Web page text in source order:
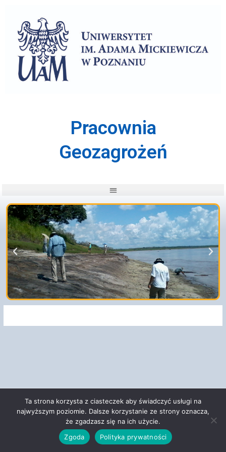
Pracownia
Geozagrożeń
Prawa autorskie © 2026 Pracownia Geozagrożeń | Obsługiwane
przezMotyw Astra WordPress
Dostępność
Ta strona korzysta z ciasteczek aby świadczyć usługi na
najwyższym poziomie. Dalsze korzystanie ze strony oznacza,
że zgadzasz się na ich użycie.
Zgoda
Polityka prywatności